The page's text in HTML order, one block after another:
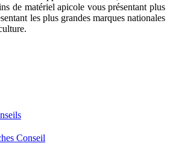
de matériel apicole vous présentant plus
les plus grandes marques nationales
Conseil